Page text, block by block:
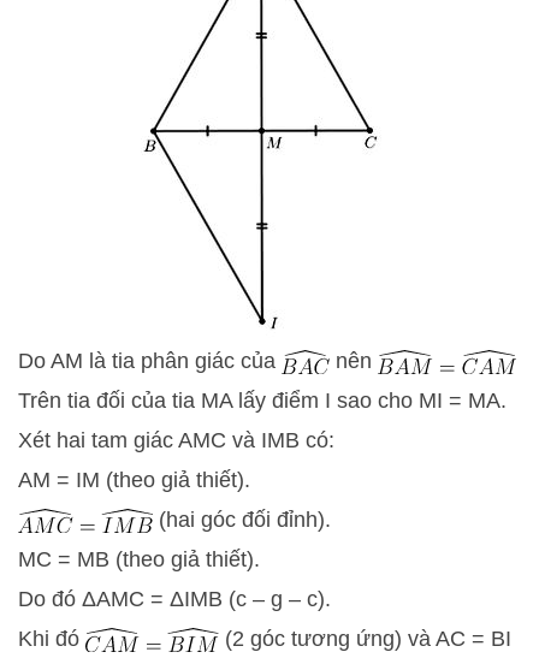
Do AM là tia phân giác của
nên
Trên tia đối của tia MA lấy điểm I sao cho MI = MA.
Xét hai tam giác AMC và IMB có:
AM = IM (theo giả thiết).
(hai góc đối đỉnh).
MC = MB (theo giả thiết).
Do đó ΔAMC = ΔIMB (c – g – c).
Khi đó
(2 góc tương ứng) và AC = BI